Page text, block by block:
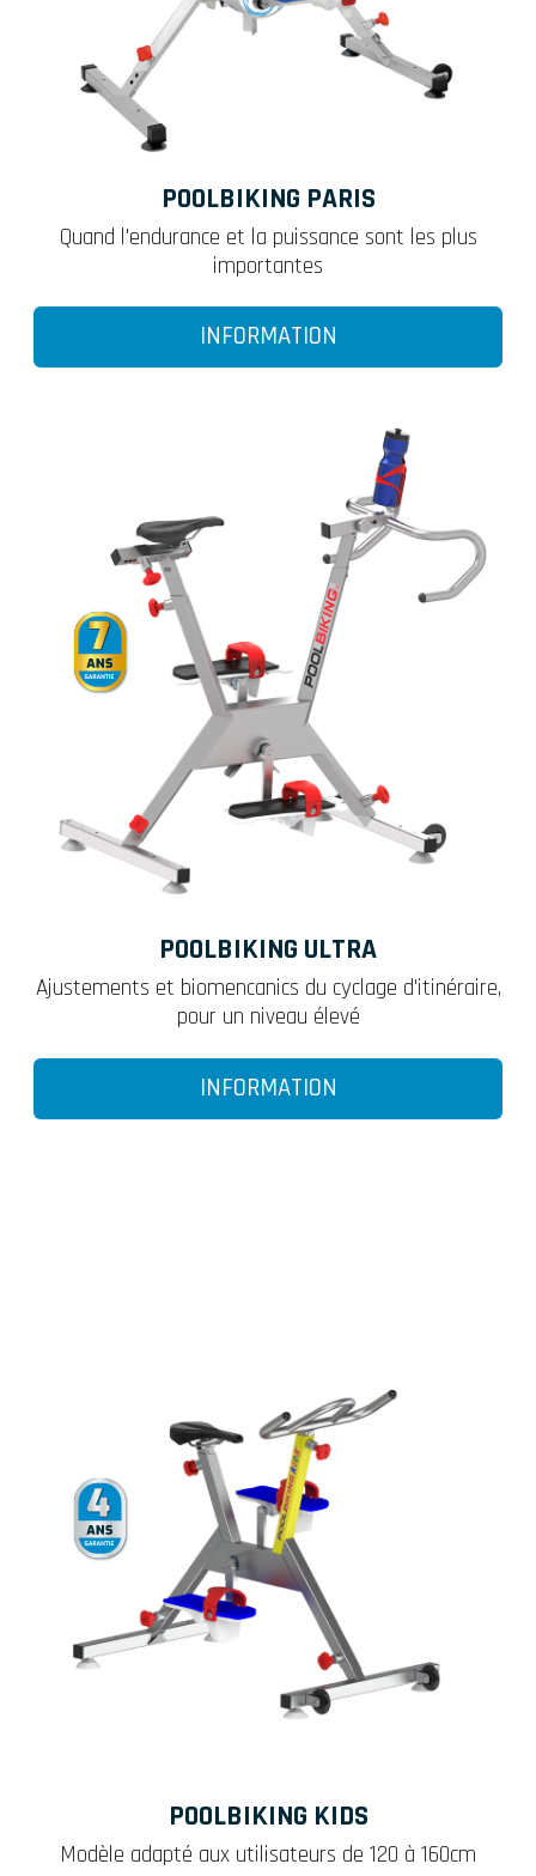
POOLBIKING PARIS
Quand l'endurance et la puissance sont les plus
importantes
INFORMATION
POOLBIKING ULTRA
Ajustements et biomencanics du cyclage d'itinéraire,
pour un niveau élevé
INFORMATION
POOLBIKING KIDS
Modèle adapté aux utilisateurs de 120 à 160cm